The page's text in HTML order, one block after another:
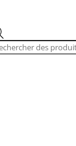
de
produits